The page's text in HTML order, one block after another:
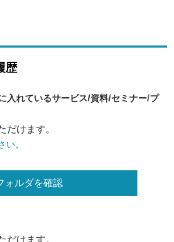
歴
入れているサービス/資料/セミナー/プ
だけます。
。
ォルダを確認
だけます。